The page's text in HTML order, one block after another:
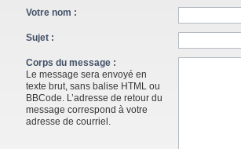
Votre nom :
Sujet :
Corps du message :
Le message sera envoyé en
texte brut, sans balise HTML ou
BBCode. L’adresse de retour du
message correspond à votre
adresse de courriel.